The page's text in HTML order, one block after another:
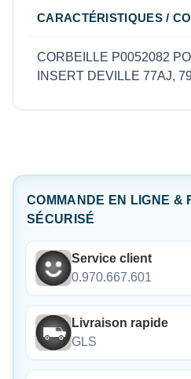
CARACTÉRISTIQUES /
CORBEILLE P0052082
INSERT DEVILLE 77AJ,
COMMANDE EN LIGNE &
SÉCURISÉ
Service client
0.970.667.601
Livraison rapide
GLS